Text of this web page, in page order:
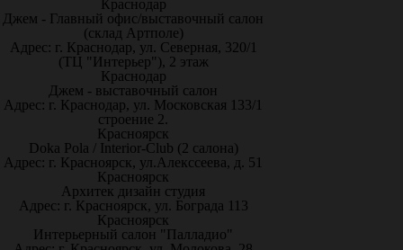
Краснодар
Джем - Главный офис/выставочный салон
(склад Артполе)
Адрес: г. Краснодар, ул. Северная, 320/1
(ТЦ "Интерьер"), 2 этаж
Краснодар
Джем - выставочный салон
Адрес: г. Краснодар, ул. Московская 133/1
строение 2.
Красноярск
Doka Pola / Interior-Club (2 салона)
Адрес: г. Красноярск, ул.Алекссеева, д. 51
Красноярск
Архитек дизайн студия
Адрес: г. Красноярск, ул. Бограда 113
Красноярск
Интерьерный салон "Палладио"